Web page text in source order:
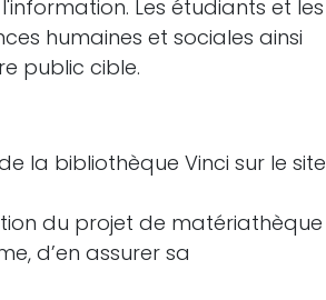
Les étudiants et les
humaines et sociales ainsi
public cible.
la bibliothèque Vinci sur le site
du projet de matériathèque
d’en assurer sa